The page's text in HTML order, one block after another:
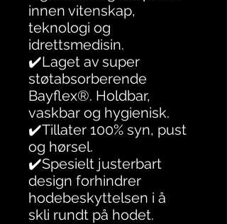
innen vitenskap,
teknologi og
idrettsmedisin.
✔️Laget av super
støtabsorberende
Bayflex®. Holdbar,
vaskbar og hygienisk.
✔️Tillater 100% syn, pust
og hørsel.
✔️Spesielt justerbart
design forhindrer
hodebeskyttelsen i å
skli rundt på hodet.